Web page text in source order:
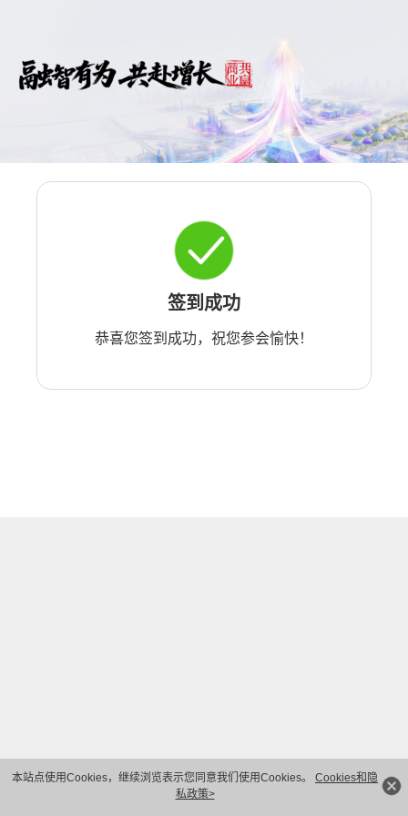
本站点使用Cookies，继续浏览表示您同意我们使用Cookies。 Cookies和隐
私政策>
签到成功
恭喜您签到成功，祝您参会愉快！